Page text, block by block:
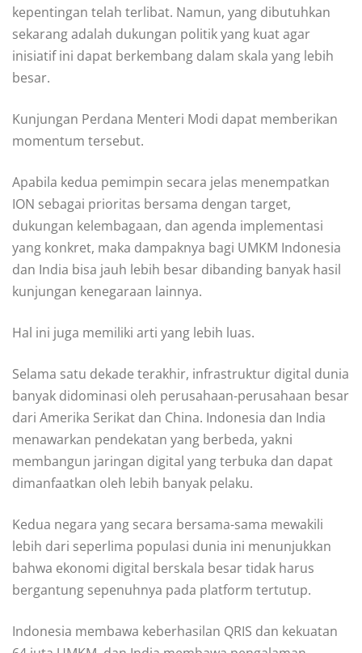
kepentingan telah terlibat. Namun, yang dibutuhkan
sekarang adalah dukungan politik yang kuat agar
inisiatif ini dapat berkembang dalam skala yang lebih
besar.
Kunjungan Perdana Menteri Modi dapat memberikan
momentum tersebut.
Apabila kedua pemimpin secara jelas menempatkan
ION sebagai prioritas bersama dengan target,
dukungan kelembagaan, dan agenda implementasi
yang konkret, maka dampaknya bagi UMKM Indonesia
dan India bisa jauh lebih besar dibanding banyak hasil
kunjungan kenegaraan lainnya.
Hal ini juga memiliki arti yang lebih luas.
Selama satu dekade terakhir, infrastruktur digital dunia
banyak didominasi oleh perusahaan-perusahaan besar
dari Amerika Serikat dan China. Indonesia dan India
menawarkan pendekatan yang berbeda, yakni
membangun jaringan digital yang terbuka dan dapat
dimanfaatkan oleh lebih banyak pelaku.
Kedua negara yang secara bersama-sama mewakili
lebih dari seperlima populasi dunia ini menunjukkan
bahwa ekonomi digital berskala besar tidak harus
bergantung sepenuhnya pada platform tertutup.
Indonesia membawa keberhasilan QRIS dan kekuatan